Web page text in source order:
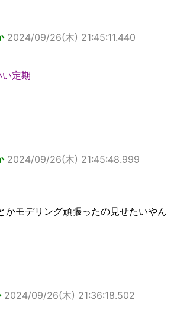
2024/09/26(木) 21:45:11.440
定期
2024/09/26(木) 21:45:48.999
かモデリング頑張ったの見せたいやん
2024/09/26(木) 21:36:18.502